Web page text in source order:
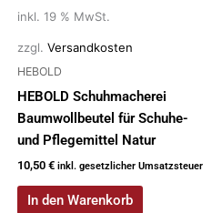
inkl. 19 % MwSt.
zzgl. Versandkosten
HEBOLD
HEBOLD Schuhmacherei
Baumwollbeutel für Schuhe-
und Pflegemittel Natur
10,50 € inkl. gesetzlicher Umsatzsteuer
In den Warenkorb